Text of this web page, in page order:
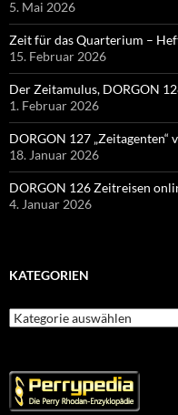
5. Mai 2026
Zeit für das Quarterium –
15. Februar 2026
Der Zeitamulus, DORGON
1. Februar 2026
DORGON 127
18. Januar 2026
DORGON 126 Zeitreisen
4. Januar 2026
KATEGORIEN
Kategorien